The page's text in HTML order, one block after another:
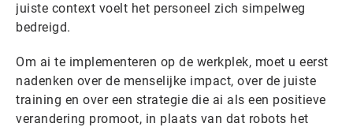
juiste context voelt het personeel zich simpelweg
bedreigd.
Om ai te implementeren op de werkplek, moet u eerst
nadenken over de menselijke impact, over de juiste
training en over een strategie die ai als een positieve
verandering promoot, in plaats van dat robots het